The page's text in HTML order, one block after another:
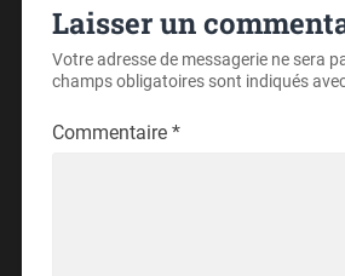
Laisser un
Votre adresse de messagerie ne sera
champs obligatoires sont indiqués
Commentaire *